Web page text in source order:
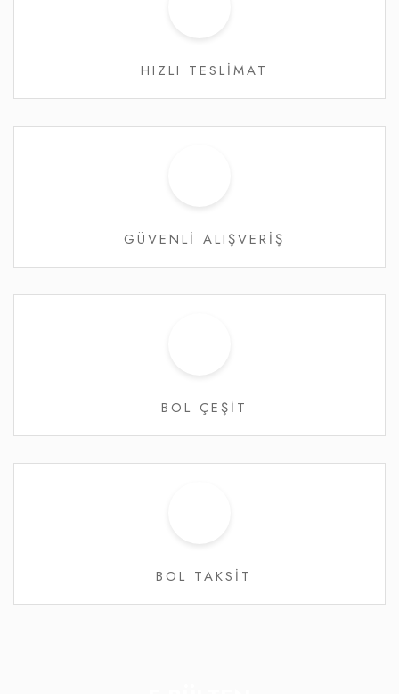
HIZLI TESLİMAT
GÜVENLİ ALIŞVERİŞ
BOL ÇEŞİT
BOL TAKSİT